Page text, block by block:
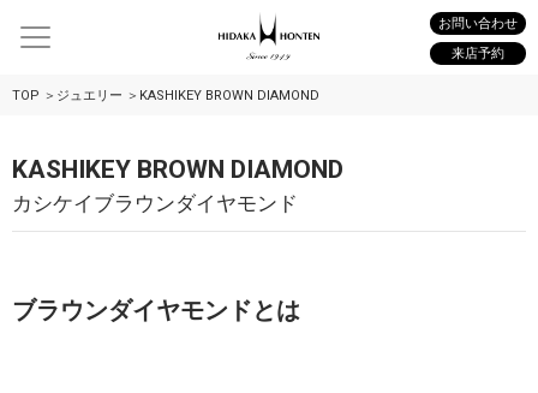
お問い合わせ
来店予約
TOP ジュエリー KASHIKEY BROWN DIAMOND
KASHIKEY BROWN DIAMOND
カシケイブラウンダイヤモンド
ブラウンダイヤモンドとは